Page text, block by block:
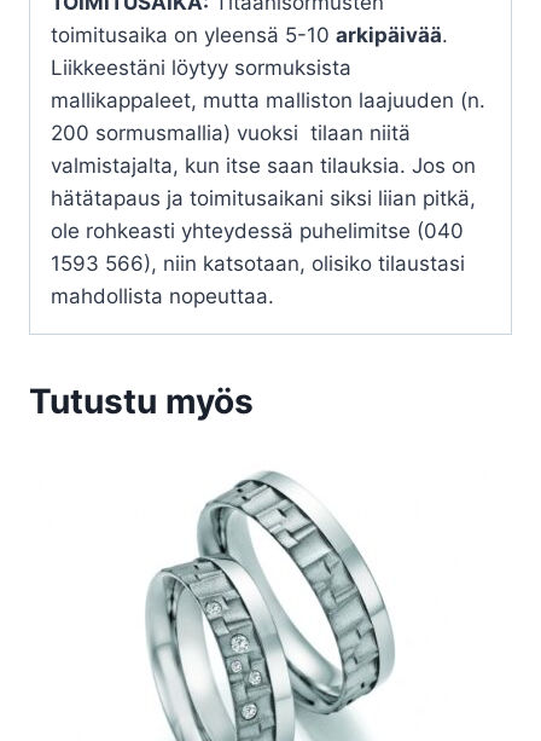
toimitusaika on yleensä 5-10 arkipäivää.
Liikkeestäni löytyy sormuksista
mallikappaleet, mutta malliston laajuuden (n.
200 sormusmallia) vuoksi tilaan niitä
valmistajalta, kun itse saan tilauksia. Jos on
hätätapaus ja toimitusaikani siksi liian pitkä,
ole rohkeasti yhteydessä puhelimitse (040
1593 566), niin katsotaan, olisiko tilaustasi
mahdollista nopeuttaa.
Tutustu myös